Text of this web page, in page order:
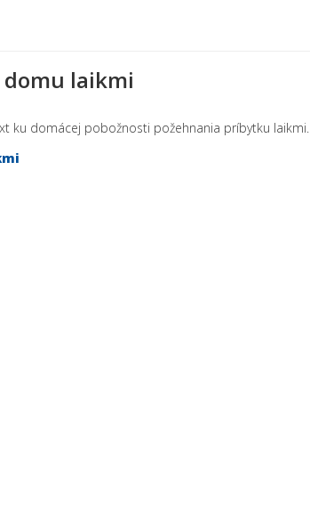
domu laikmi
ku domácej pobožnosti požehnania príbytku laikmi.